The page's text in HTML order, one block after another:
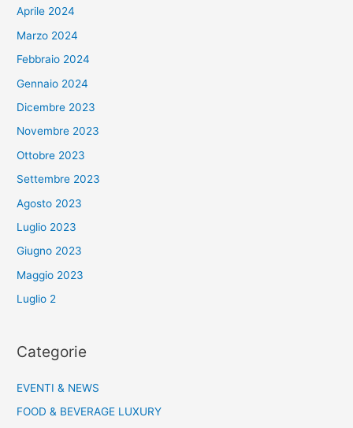
Aprile 2024
Marzo 2024
Febbraio 2024
Gennaio 2024
Dicembre 2023
Novembre 2023
Ottobre 2023
Settembre 2023
Agosto 2023
Luglio 2023
Giugno 2023
Maggio 2023
Luglio 2
Categorie
EVENTI & NEWS
FOOD & BEVERAGE LUXURY